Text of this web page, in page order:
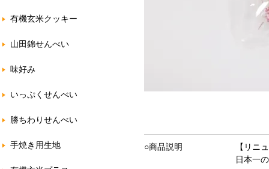
有機玄米クッキー
山田錦せんべい
味好み
いっぷくせんべい
勝ちわりせんべい
手焼き用生地 ○商品説明
【リニ
日本一